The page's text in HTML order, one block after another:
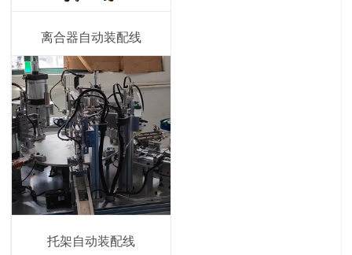
离合器自动装配线
托架自动装配线